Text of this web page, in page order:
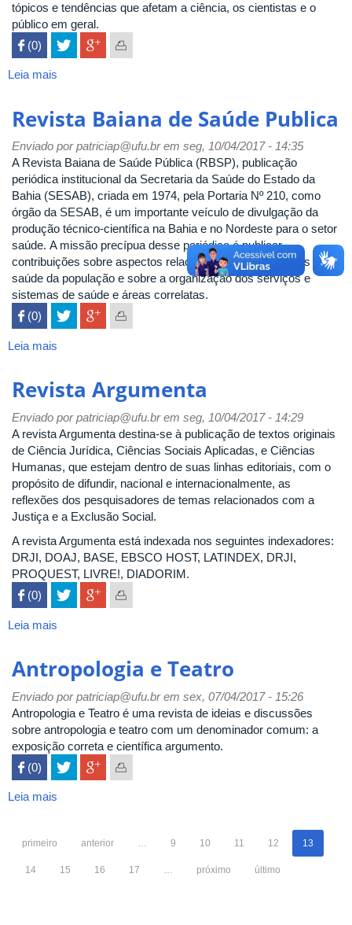
tópicos e tendências que afetam a ciência, os cientistas e o
público em geral.
 (0)
Leia mais
Revista Baiana de Saúde Publica
Enviado porpatriciap@ufu.brem seg, 10/04/2017 - 14:35
A Revista Baiana de Saúde Pública (RBSP), publicação
periódica institucional da Secretaria da Saúde do Estado da
Bahia (SESAB), criada em 1974, pela Portaria Nº 210, como
órgão da SESAB, é um importante veículo de divulgação da
produção técnico-científica na Bahia e no Nordeste para o setor
saúde. A missão precípua desse periódico é publicar
contribuições sobre aspectos relacionados aos problemas de
saúde da população e sobre a organização dos serviços e
sistemas de saúde e áreas correlatas.
 (0)
Leia mais
de
Publica
Revista Argumenta
Enviado porpatriciap@ufu.brem seg, 10/04/2017 - 14:29
A revista Argumenta destina-se à publicação de textos originais
de Ciência Jurídica, Ciências Sociais Aplicadas, e Ciências
Humanas, que estejam dentro de suas linhas editoriais, com o
propósito de difundir, nacional e internacionalmente, as
reflexões dos pesquisadores de temas relacionados com a
Justiça e a Exclusão Social.
A revista Argumenta está indexada nos seguintes indexadores:
DRJI, DOAJ, BASE, EBSCO HOST, LATINDEX, DRJI,
PROQUEST, LIVRE!, DIADORIM.
 (0)
Leia mais
Argumenta
Antropologia e Teatro
Enviado porpatriciap@ufu.brem sex, 07/04/2017 - 15:26
Antropologia e Teatro é uma revista de ideias e discussões
sobre antropologia e teatro com um denominador comum: a
exposição correta e científica argumento.
 (0)
Leia mais
Teatro
primeiro anterior 9 10 11 12 13
14 15 16 17 próximo último